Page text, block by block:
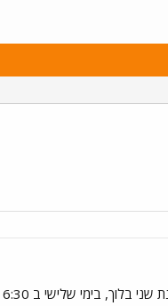
יוסף. לפרטים נוספים 0528450496